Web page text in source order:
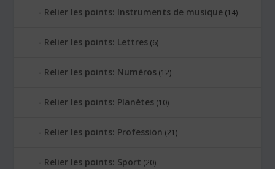
Relier les points: Instruments de musique (14)
Relier les points: Lettres (6)
Relier les points: Numéros (12)
Relier les points: Planètes (10)
Relier les points: Profession (21)
Relier les points: Sport (20)